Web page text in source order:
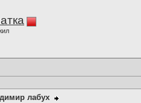
лабух